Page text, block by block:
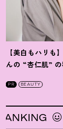
【美白もハリも
んの “杏仁肌”
PR BEAUTY